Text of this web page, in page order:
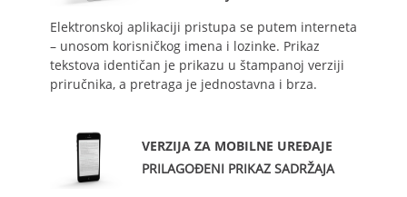
Elektronskoj aplikaciji pristupa se putem interneta
– unosom korisničkog imena i lozinke. Prikaz
tekstova identičan je prikazu u štampanoj verziji
priručnika, a pretraga je jednostavna i brza.
VERZIJA ZA MOBILNE UREĐAJE
PRILAGOĐENI PRIKAZ SADRŽAJA